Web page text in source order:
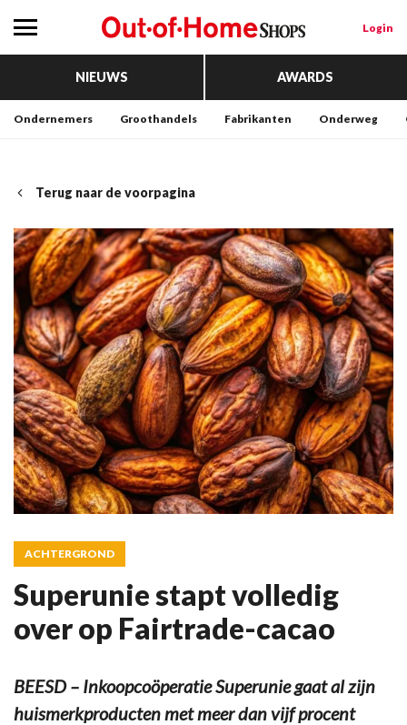
Login
NIEUWS AWARDS
Ondernemers Groothandels Fabrikanten Onderweg
Terug naar de voorpagina
ACHTERGROND
Superunie stapt volledig
over op Fairtrade-cacao
BEESD – Inkoopcoöperatie Superunie gaat al zijn
huismerkproducten met meer dan vijf procent